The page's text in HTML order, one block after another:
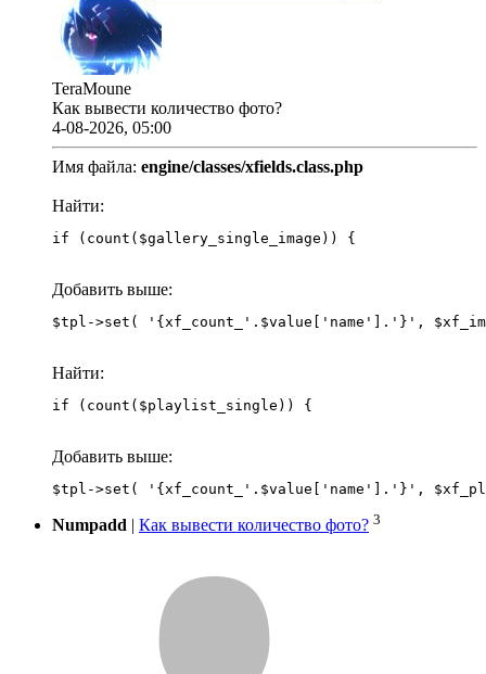
TeraMoune
Как вывести количество фото?
4-08-2026, 05:00
Имя файла: engine/classes/xfields.class.php
Найти:
if (count($gallery_single_image)) {
Добавить выше:
Найти:
if (count($playlist_single)) {
Добавить выше:
Numpadd Как вывести количество фото? 3